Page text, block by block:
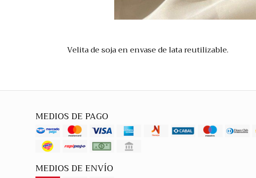
Velita de soja en envase de lata reutilizable.
MEDIOS DE PAGO
MEDIOS DE ENVÍO